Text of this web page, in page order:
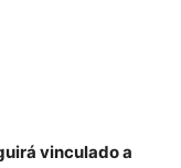
vinculado a